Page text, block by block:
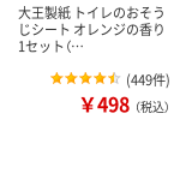
大王製紙 トイレのおそう
じシート オレンジの香り
1セット（…
(449件)
￥498 （税込）